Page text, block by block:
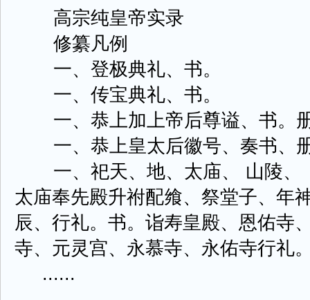
高宗纯皇帝实录
修纂凡例
一、登极典礼、书。
一、传宝典礼、书。
一、恭上加上帝后尊谥、书。
一、恭上皇太后徽号、奏书、
一、祀天、地、太庙、 山陵、
太庙奉先殿升祔配飨、祭堂子、年
辰、行礼。书。诣寿皇殿、恩佑寺
寺、元灵宫、永慕寺、永佑寺行礼
......